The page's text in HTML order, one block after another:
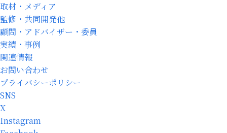
取材・メディア
監修・共同開発他
顧問・アドバイザー・委員
実績・事例
関連情報
お問い合わせ
プライバシーポリシー
SNS
X
Instagram